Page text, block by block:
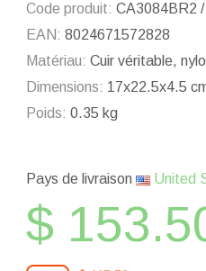
Code produit: CA3084BR2 /
EAN: 8024671572828
Matériau: Cuir véritable,
Dimensions: 17x22.5x4.5
Poids: 0.35 kg
Pays de livraison United
$